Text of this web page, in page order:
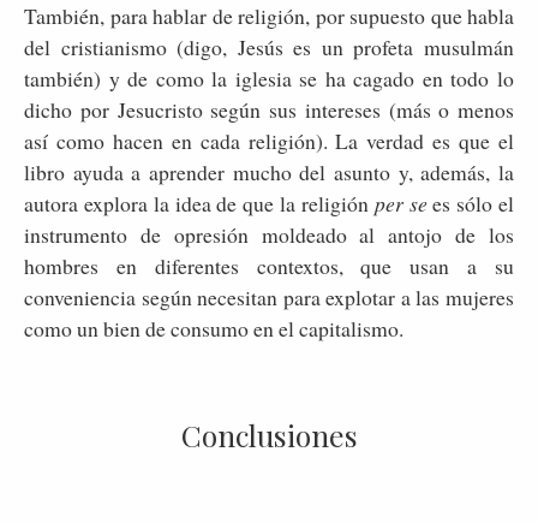
También, para hablar de religión, por supuesto que habla
del cristianismo (digo, Jesús es un profeta musulmán
también) y de como la iglesia se ha cagado en todo lo
dicho por Jesucristo según sus intereses (más o menos
así como hacen en cada religión). La verdad es que el
libro ayuda a aprender mucho del asunto y, además, la
autora explora la idea de que la religión per sees sólo el
instrumento de opresión moldeado al antojo de los
hombres en diferentes contextos, que usan a su
conveniencia según necesitan para explotar a las mujeres
como un bien de consumo en el capitalismo.
Conclusiones